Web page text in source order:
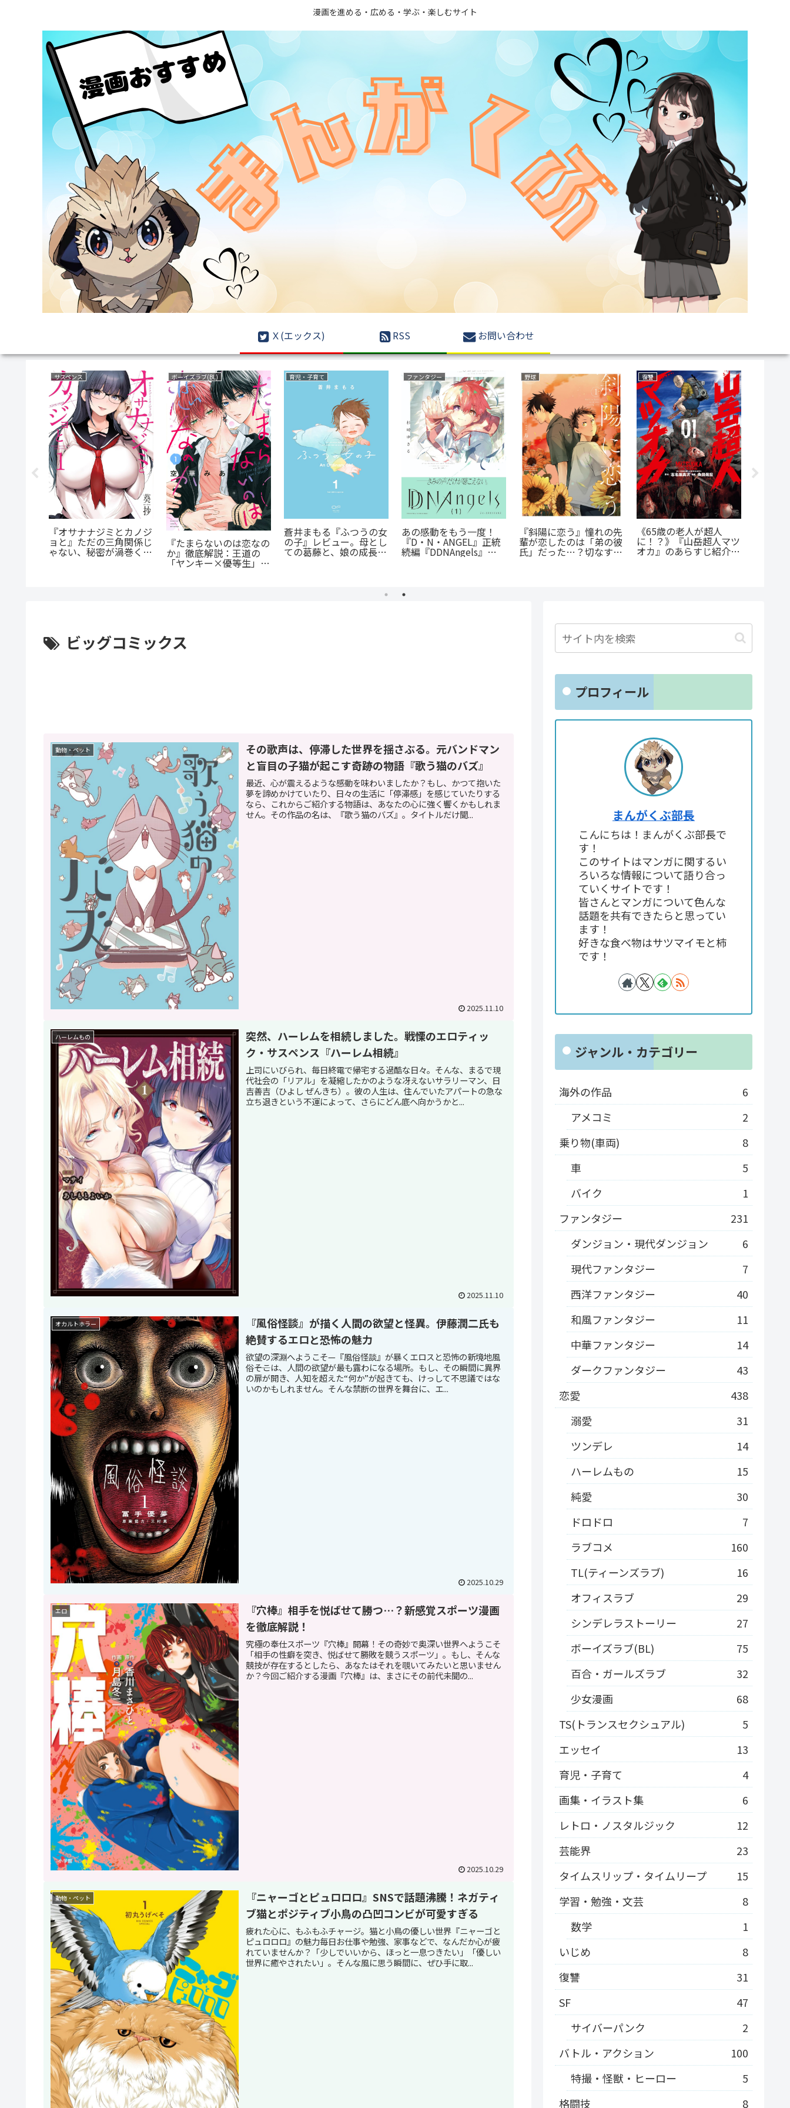
漫画を進める・広める・学ぶ・楽しむサイト
Ｘ(エックス) RSS お問い合わせ
サバイバルホラー
『群脳教室』の魅力を徹
底解説！教室が脳だら
け？衝撃サスペンスを今
すぐ読むべき5つの理由
恋愛
公私で変わる凄まじいギ
ャップ『志乃と恋』のあ
らすじ徹底紹介！甘くて
尊い百合の世界へ
ファンタジー
『捕虜英雄』完全解説！
最底辺から駆け上がる至
高のカタルシス
異世界もの(転生・転移・成り上がり・異世界ファンタジー)
「花言葉」と連携する転
生ファンタジー：『君に
贈るキヅタ』完全解説
ミステリー
『幼児A』5歳の殺人
犯、その瞳の奥に潜む闇
とは？ 衝撃作を徹底解
剖
ラブコメ
『たろうのまにまに』徹
底紹介！クズなヒモ男に
沼る人続出の理由と「ま
にまに」の意味とは？
ビッグコミックス
動物・ペット
その歌声は、停滞した世界を揺さぶる。元バンドマン
と盲目の子猫が起こす奇跡の物語『歌う猫のバズ』
最近、心が震えるような感動を味わいましたか？もし、かつて抱いた
夢を諦めかけていたり、日々の生活に「停滞感」を感じていたりする
なら、これからご紹介する物語は、あなたの心に強く響くかもしれま
せん。その作品の名は、『歌う猫のバズ』。タイトルだけ聞...
2025.11.10
ハーレムもの
突然、ハーレムを相続しました。戦慄のエロティッ
ク・サスペンス『ハーレム相続』
上司にいびられ、毎日終電で帰宅する過酷な日々。そんな、まるで現
代社会の「リアル」を凝縮したかのような冴えないサラリーマン、日
吉善吉（ひよし ぜんきち）。彼の人生は、住んでいたアパートの急な
立ち退きという不運によって、さらにどん底へ向かうかと...
2025.11.10
オカルトホラー
『風俗怪談』が描く人間の欲望と怪異。伊藤潤二氏も
絶賛するエロと恐怖の魅力
欲望の深淵へようこそ—『風俗怪談』が暴くエロスと恐怖の新境地風
俗――そこは、人間の欲望が最も露わになる場所。もし、その瞬間に異界
の扉が開き、人知を超えた“何か”が起きても、けっして不思議ではな
いのかもしれません。そんな禁断の世界を舞台に、エ...
2025.10.29
エロ
『穴棒』相手を悦ばせて勝つ…？新感覚スポーツ漫画
を徹底解説！
究極の奉仕スポーツ『穴棒』開幕！その奇妙で奥深い世界へようこそ
「相手の性癖を突き、悦ばせて勝敗を競うスポーツ」。もし、そんな
競技が存在するとしたら、あなたはそれを覗いてみたいと思いません
か？今回ご紹介する漫画『穴棒』は、まさにその前代未聞の...
2025.10.29
動物・ペット
『ニャーゴとピュロロロ』SNSで話題沸騰！ネガティ
ブ猫とポジティブ小鳥の凸凹コンビが可愛すぎる
疲れた心に、もふもふチャージ。猫と小鳥の優しい世界『ニャーゴと
ピュロロロ』の魅力毎日お仕事や勉強、家事などで、なんだか心が疲
れていませんか？「少しでいいから、ほっと一息つきたい」「優しい
世界に癒やされたい」。そんな風に思う瞬間に、ぜひ手に取...
プロフィール
まんがくぶ部長
こんにちは！まんがくぶ部長で
す！
このサイトはマンガに関するい
ろいろな情報について語り合っ
ていくサイトです！
皆さんとマンガについて色んな
話題を共有できたらと思ってい
ます！
好きな食べ物はサツマイモと柿
です！
ジャンル・カテゴリー
海外の作品
6
アメコミ
2
乗り物(車両)
8
車
5
バイク
1
ファンタジー
231
ダンジョン・現代ダンジョン
6
現代ファンタジー
7
西洋ファンタジー
40
和風ファンタジー
11
中華ファンタジー
14
ダークファンタジー
43
恋愛
438
溺愛
31
ツンデレ
14
ハーレムもの
15
純愛
30
ドロドロ
7
ラブコメ
160
TL(ティーンズラブ)
16
オフィスラブ
29
シンデレラストーリー
27
ボーイズラブ(BL)
75
百合・ガールズラブ
32
少女漫画
68
TS(トランスセクシュアル)
5
エッセイ
13
育児・子育て
4
画集・イラスト集
6
レトロ・ノスタルジック
12
芸能界
23
タイムスリップ・タイムリープ
15
学習・勉強・文芸
8
数学
1
いじめ
8
復讐
31
SF
47
サイバーパンク
2
バトル・アクション
100
特撮・怪獣・ヒーロー
5
格闘技
8